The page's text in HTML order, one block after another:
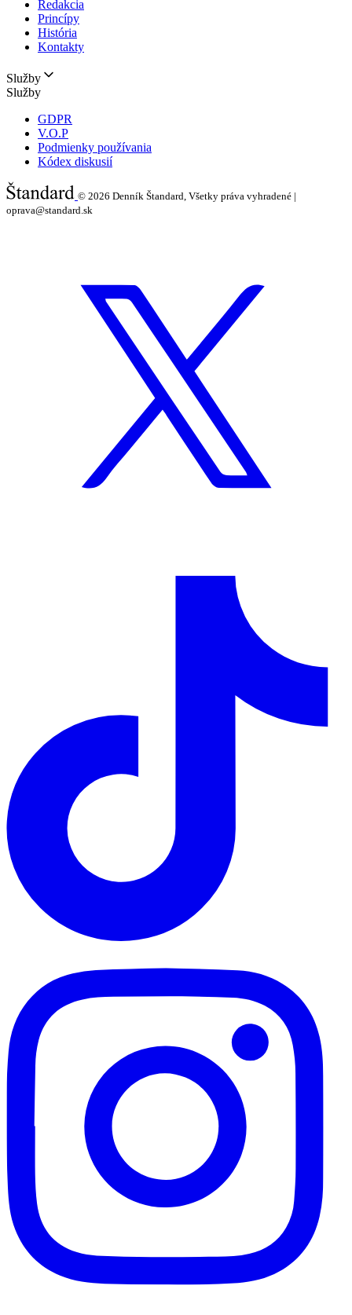
Redakcia
Princípy
História
Kontakty
Služby
Služby
GDPR
V.O.P
Podmienky používania
Kódex diskusií
© 2026 Denník Štandard, Všetky práva vyhradené |
oprava@standard.sk